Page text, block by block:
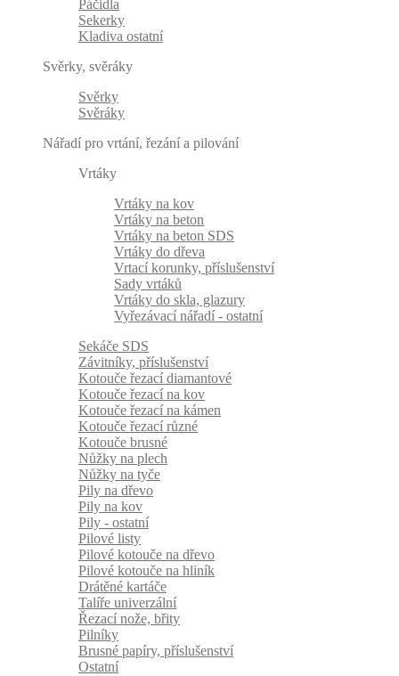
Páčidla
Sekerky
Kladiva ostatní
Svěrky, svěráky
Svěrky
Svěráky
Nářadí pro vrtání, řezání a pilování
Vrtáky
Vrtáky na kov
Vrtáky na beton
Vrtáky na beton SDS
Vrtáky do dřeva
Vrtací korunky, příslušenství
Sady vrtáků
Vrtáky do skla, glazury
Vyřezávací nářadí - ostatní
Sekáče SDS
Závitníky, příslušenství
Kotouče řezací diamantové
Kotouče řezací na kov
Kotouče řezací na kámen
Kotouče řezací různé
Kotouče brusné
Nůžky na plech
Nůžky na tyče
Pily na dřevo
Pily na kov
Pily - ostatní
Pilové listy
Pilové kotouče na dřevo
Pilové kotouče na hliník
Drátěné kartáče
Talíře univerzální
Řezací nože, břity
Pilníky
Brusné papíry, příslušenství
Ostatní